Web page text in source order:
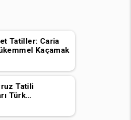
Tatiller: Caria
Kaçamak
Tatili
Türk